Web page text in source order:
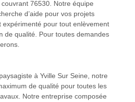
76530. Notre équipe
d’aide pour vos projets
expérimenté pour tout enlèvement
de qualité. Pour toutes demandes
à Yville Sur Seine, notre
de qualité pour toutes les
Notre entreprise composée